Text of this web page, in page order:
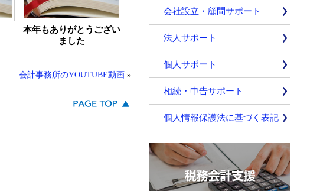
本年もありがとうござい
ました
会計事務所のYOUTUBE動画 »
会社設立・顧問サポート
法人サポート
個人サポート
相続・申告サポート
個人情報保護法に基づく表記